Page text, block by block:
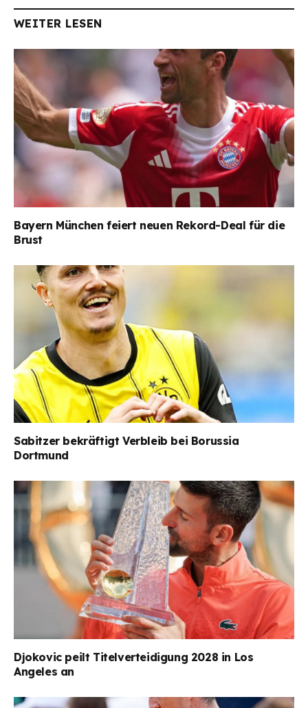
WEITER LESEN
Bayern München feiert neuen Rekord-Deal für die
Brust
Sabitzer bekräftigt Verbleib bei Borussia
Dortmund
Djokovic peilt Titelverteidigung 2028 in Los
Angeles an